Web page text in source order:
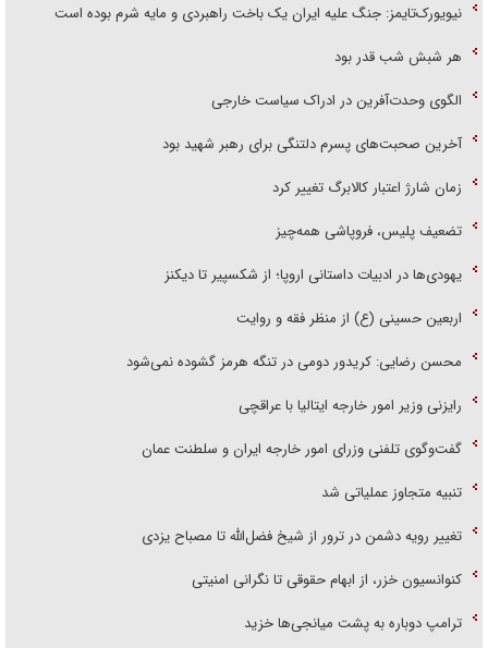
نیویورک‌تایمز: جنگ علیه ایران یک باخت راهبردی و مایه شرم بوده است
هر شبش شب قدر بود
الگوی وحدت‌آفرین در ادراک سیاست خارجی
آخرین صحبت‌های پسرم دلتنگی برای رهبر شهید بود
زمان شارژ اعتبار کالابرگ تغییر کرد
تضعیف پلیس، فروپاشی همه‌چیز
یهودی‌ها در ادبیات داستانی اروپا؛ از شکسپیر تا دیکنز
اربعین حسینی (ع) از منظر فقه و روایت
محسن رضایی: کریدور دومی در تنگه هرمز گشوده نمی‌شود
رایزنی وزیر امور خارجه ایتالیا با عراقچی
گفت‌وگوی تلفنی وزرای امور خارجه ایران و سلطنت عمان
تنبیه متجاوز عملیاتی شد
تغییر رویه دشمن در ترور از شیخ فضل‌الله تا مصباح یزدی
کنوانسیون خزر، از ابهام حقوقی تا نگرانی امنیتی
ترامپ دوباره به پشت میانجی‌ها خزید